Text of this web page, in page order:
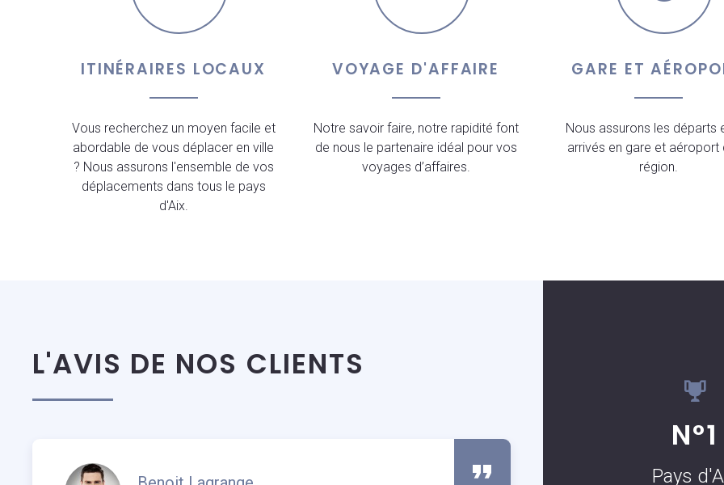
ITINÉRAIRES LOCAUX
Vous recherchez un moyen facile et
abordable de vous déplacer en ville
? Nous assurons l'ensemble de vos
déplacements dans tous le pays
d'Aix.
VOYAGE D'AFFAIRE
Notre savoir faire, notre rapidité font
de nous le partenaire idéal pour vos
voyages d’affaires.
GARE ET
Nous assurons les départs
arrivés en gare et aéroport
région.
L'AVIS DE NOS CLIENTS
N°1
Pays